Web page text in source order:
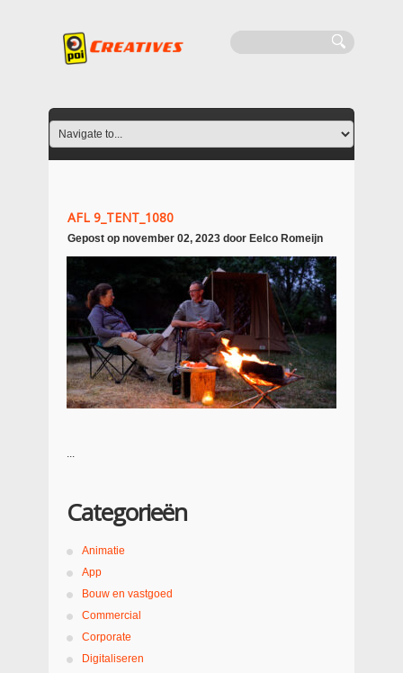
AFL 9_TENT_1080
Gepost op november 02, 2023 door Eelco Romeijn
...
Categorieën
Animatie
App
Bouw en vastgoed
Commercial
Corporate
Digitaliseren